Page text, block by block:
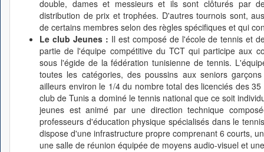
double, dames et messieurs et ils sont clôturés par
distribution de prix et trophées. D'autres tournois sont,
de certains membres selon des règles spécifiques et qui
Le club Jeunes : Il est composé de l'école de tennis et
partie de l'équipe compétitive du TCT qui participe aux
sous l'égide de la fédération tunisienne de tennis.
toutes les catégories, des poussins aux seniors
ailleurs environ le 1/4 du nombre total des licenciés des
club de Tunis a dominé le tennis national que ce soit
jeunes est animé par une direction technique
professeurs d'éducation physique spécialisés dans le
dispose d'une infrastructure propre comprenant 6 courts,
une salle de réunion équipée de moyens audio-visuel et